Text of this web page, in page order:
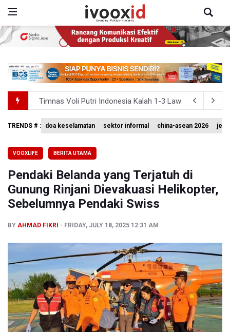
Timnas Voli Putri Indonesia Kalah 1-3 Lawan Filipina
PSSI Ajak Publik Tak Hujat Pelatih dan Pemain Timnas
TNBTS Catat Area Terdampak Kebakaran Hutan dan
Basarnas Akhiri Operasi Penyisiran Korban KMP Mutiara
TRENDS # : doa keselamatan sektor informal china-asean 2026
VOOXLIFE BERITA UTAMA
Pendaki Belanda yang Terjatuh di
Gunung Rinjani Dievakuasi Helikopter,
Sebelumnya Pendaki Swiss
BY AHMAD FIKRI FRIDAY, JULY 18, 2025 12:31 AM